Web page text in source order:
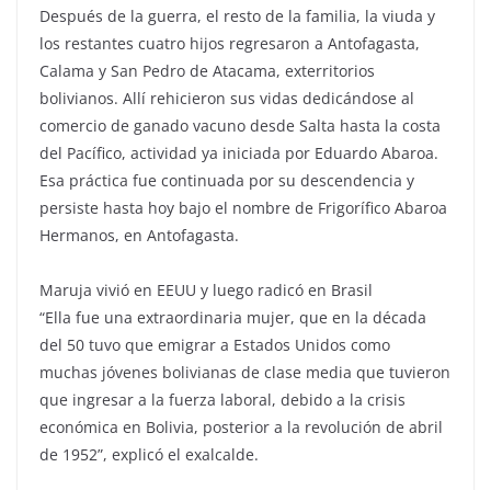
Después de la guerra, el resto de la familia, la viuda y
los restantes cuatro hijos regresaron a Antofagasta,
Calama y San Pedro de Atacama, exterritorios
bolivianos. Allí rehicieron sus vidas dedicándose al
comercio de ganado vacuno desde Salta hasta la costa
del Pacífico, actividad ya iniciada por Eduardo Abaroa.
Esa práctica fue continuada por su descendencia y
persiste hasta hoy bajo el nombre de Frigorífico Abaroa
Hermanos, en Antofagasta.
Maruja vivió en EEUU y luego radicó en Brasil
“Ella fue una extraordinaria mujer, que en la década
del 50 tuvo que emigrar a Estados Unidos como
muchas jóvenes bolivianas de clase media que tuvieron
que ingresar a la fuerza laboral, debido a la crisis
económica en Bolivia, posterior a la revolución de abril
de 1952”, explicó el exalcalde.